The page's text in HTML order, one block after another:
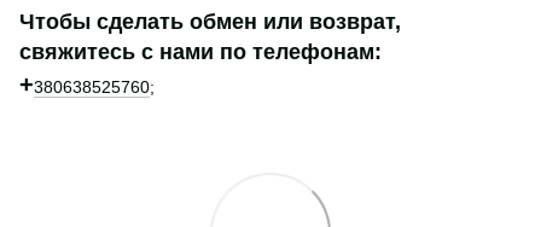
Чтобы сделать обмен или возврат,
свяжитесь с нами по телефонам:
+380638525760;